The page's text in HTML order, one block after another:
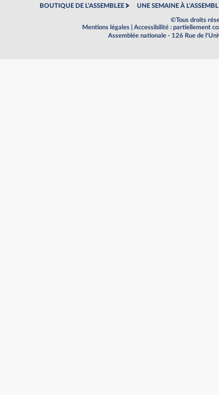
BOUTIQUE DE L'ASSEMBLEE UNE SEMAINE À
©Tous droits
Mentions légales
Accessibilité : partiellement
Assemblée nationale - 126 Rue de